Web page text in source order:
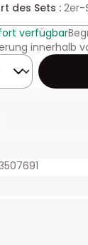
des Sets :2er-
verfügbar
innerhalb